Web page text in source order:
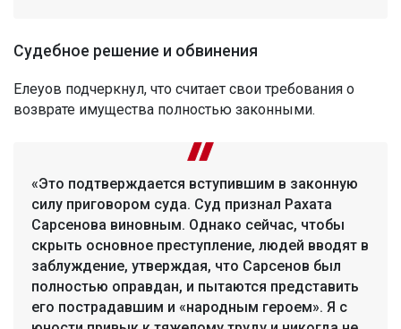
Судебное решение и обвинения
Елеуов подчеркнул, что считает свои требования о
возврате имущества полностью законными.
«Это подтверждается вступившим в законную
силу приговором суда. Суд признал Рахата
Сарсенова виновным. Однако сейчас, чтобы
скрыть основное преступление, людей вводят в
заблуждение, утверждая, что Сарсенов был
полностью оправдан, и пытаются представить
его пострадавшим и «народным героем». Я с